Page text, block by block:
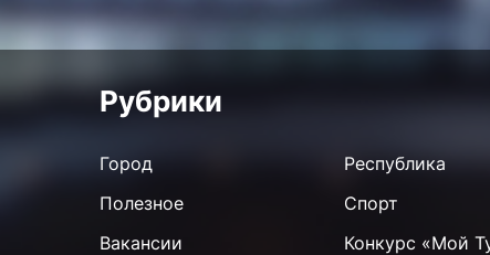
Рубрики
Город Республика
Полезное
Спорт
Вакансии
Конкурс «Мой